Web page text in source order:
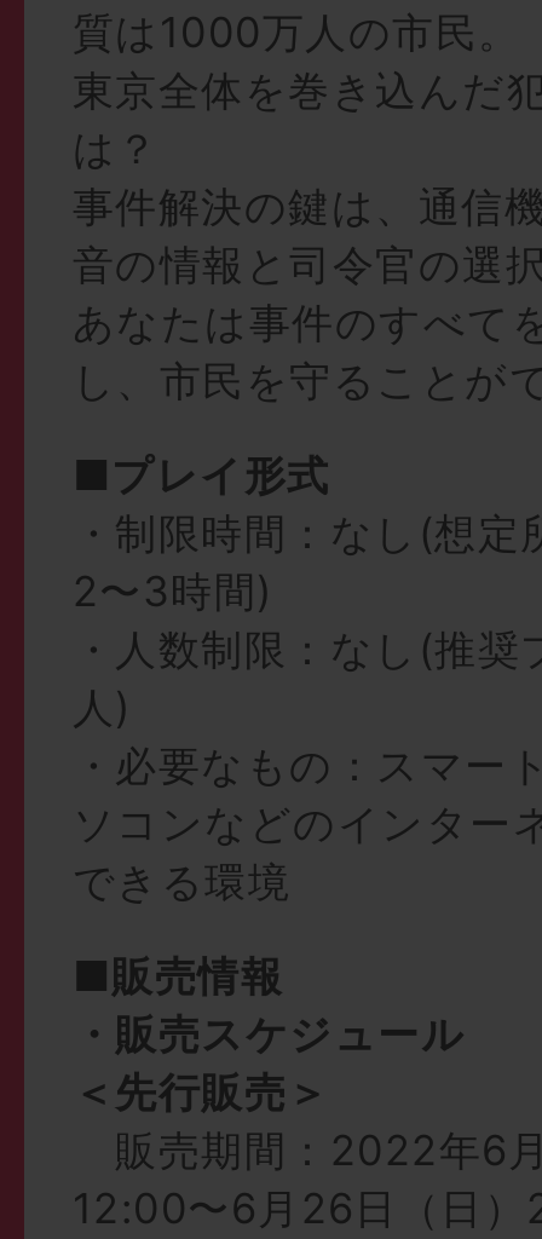
質は1000万人の市民。
東京全体を巻き込んだ
は？
事件解決の鍵は、通信
音の情報と司令官の選
あなたは事件のすべて
し、市民を守ることが
■プレイ形式
・制限時間：なし(想定
2〜3時間)
・人数制限：なし(推奨
人)
・必要なもの：スマー
ソコンなどのインター
できる環境
■販売情報
・販売スケジュール
＜先行販売＞
販売期間：2022年6
12:00〜6月26日（日